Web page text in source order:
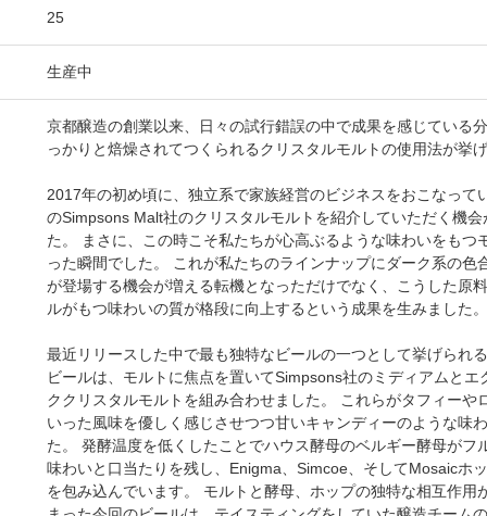
25
生産中
京都醸造の創業以来、日々の試行錯誤の中で成果を感じている
っかりと焙燥されてつくられるクリスタルモルトの使用法が挙げ
2017年の初め頃に、独立系で家族経営のビジネスをおこなって
のSimpsons Malt社のクリスタルモルトを紹介していただく機会
た。 まさに、この時こそ私たちが心高ぶるような味わいをもつ
った瞬間でした。 これが私たちのラインナップにダーク系の色
が登場する機会が増える転機となっただけでなく、こうした原
ルがもつ味わいの質が格段に向上するという成果を生みました。
最近リリースした中で最も独特なビールの一つとして挙げられ
ビールは、モルトに焦点を置いてSimpsons社のミディアムとエ
ククリスタルモルトを組み合わせました。 これらがタフィーや
いった風味を優しく感じさせつつ甘いキャンディーのような味
た。 発酵温度を低くしたことでハウス酵母のベルギー酵母がフ
味わいと口当たりを残し、Enigma、Simcoe、そしてMosaicホ
を包み込んでいます。 モルトと酵母、ホップの独特な相互作用